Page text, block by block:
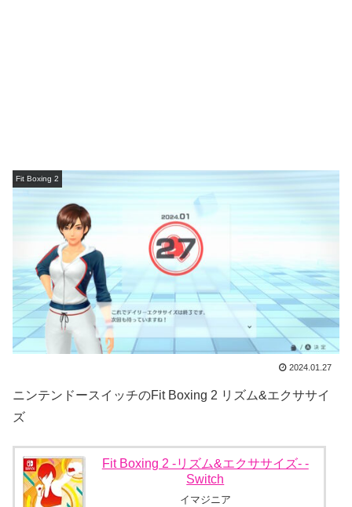
Fit Boxing 2
2024.01.27
ニンテンドースイッチのFit Boxing 2 リズム&エクササイ
ズ
Fit Boxing 2 -リズム&エクササイズ- -
Switch
イマジニア